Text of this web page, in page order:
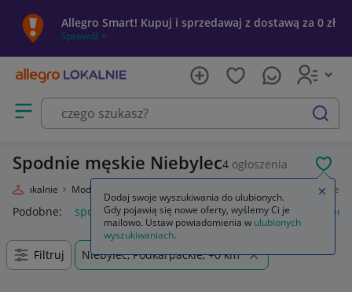
Allegro Smart! Kupuj i sprzedawaj z dostawą za 0 zł
Sprawdź »
Otwórz menu z kategoriami
szukaj
Spodnie męskie Niebylec4 ogłoszenia
Lokalnie Moda Spodnie
Podobne: spodnie spodnie robocze spodnie męskie
Filtruj Niebylec, Podkarpackie, +0 km
Dodaj swoje wyszukiwania do ulubionych.
Gdy pojawią się nowe oferty, wyślemy Ci je
mailowo. Ustaw powiadomienia w ulubionych
wyszukiwaniach.